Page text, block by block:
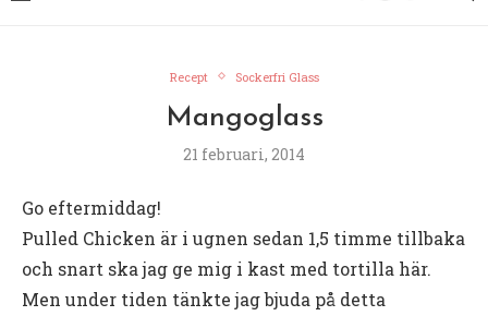
Recept Sockerfri Glass
Mangoglass
21 februari, 2014
Go eftermiddag!
Pulled Chicken är i ugnen sedan 1,5 timme tillbaka
och snart ska jag ge mig i kast med tortilla här.
Men under tiden tänkte jag bjuda på detta